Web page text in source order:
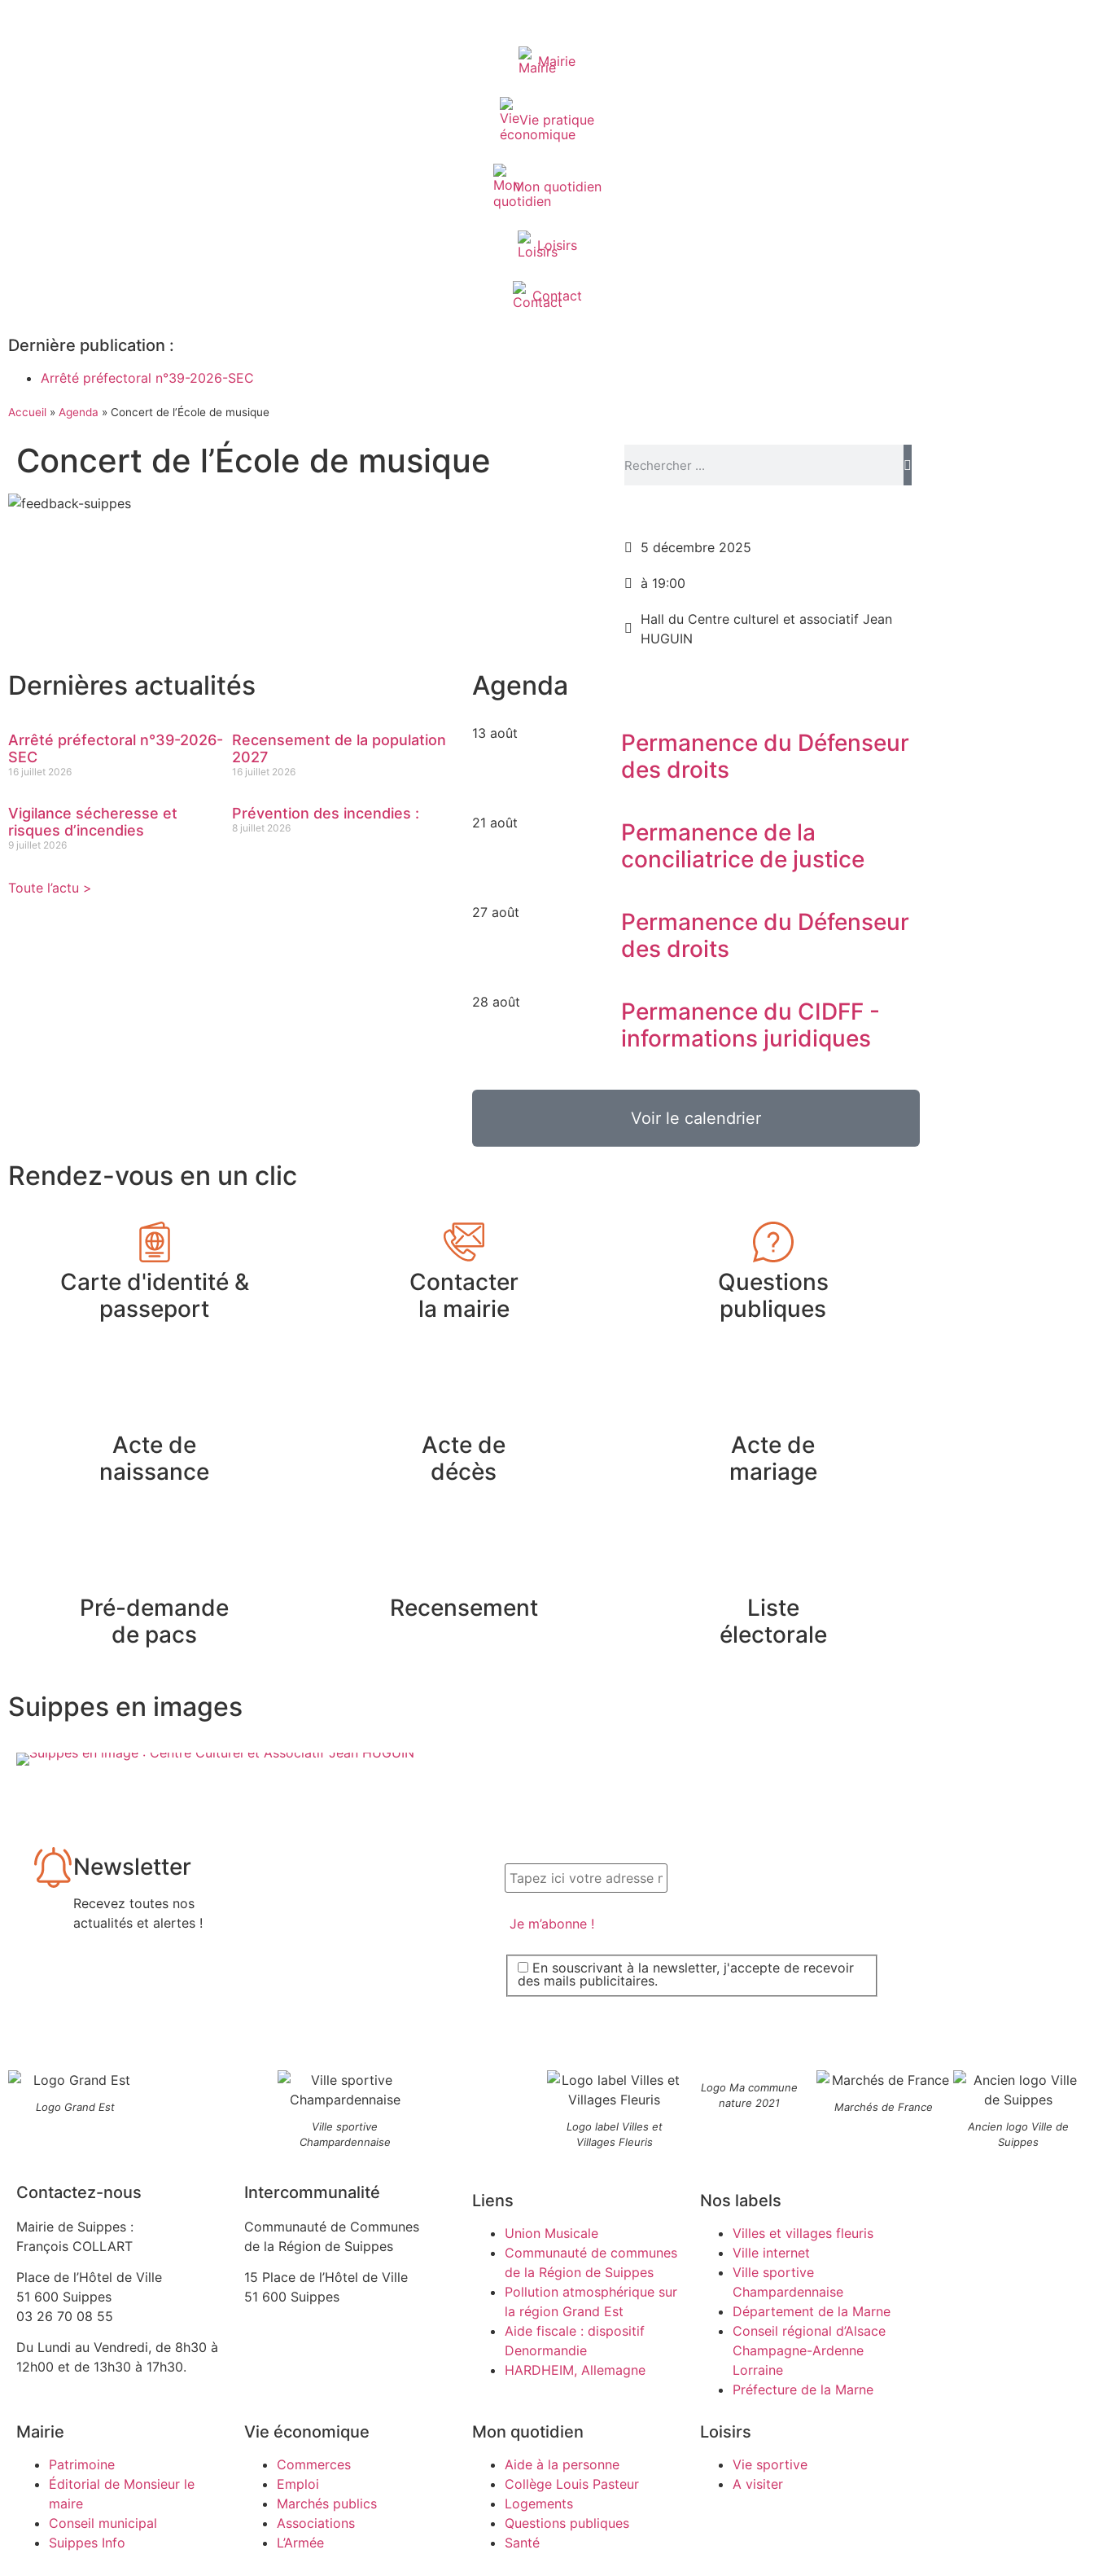
Mairie
Vie pratique
Mon quotidien
Loisirs
Contact
Dernière publication :
Arrêté préfectoral n°39-2026-SEC
Accueil » Agenda » Concert de l’École de musique
Concert de l’École de musique
5 décembre 2025
à 19:00
Hall du Centre culturel et associatif Jean
HUGUIN
Dernières actualités
Arrêté préfectoral n°39-2026-
SEC
16 juillet 2026
Recensement de la population
2027
16 juillet 2026
Vigilance sécheresse et
risques d’incendies
9 juillet 2026
Prévention des incendies :
8 juillet 2026
Toute l’actu >
Agenda
13 août
Permanence du Défenseur
des droits
21 août
Permanence de la
conciliatrice de justice
27 août
Permanence du Défenseur
des droits
28 août
Permanence du CIDFF -
informations juridiques
Voir le calendrier
Rendez-vous en un clic
Carte d'identité &
passeport
Contacter
la mairie
Questions
publiques
Acte de
naissance
Acte de
décès
Acte de
mariage
Pré-demande
de pacs
Recensement
Liste
électorale
Suippes en images
Newsletter
Recevez toutes nos
actualités et alertes !
En souscrivant à la newsletter, j'accepte de recevoir
des mails publicitaires.
Logo Grand Est
Ville sportive
Champardennaise
Logo label Villes et
Villages Fleuris
Logo Ma commune
nature 2021
Marchés de France
Ancien logo Ville de
Suippes
Contactez-nous
Mairie de Suippes :
François COLLART
Place de l’Hôtel de Ville
51 600 Suippes
03 26 70 08 55
Du Lundi au Vendredi, de 8h30 à
12h00 et de 13h30 à 17h30.
Intercommunalité
Communauté de Communes
de la Région de Suippes
15 Place de l’Hôtel de Ville
51 600 Suippes
Liens
Union Musicale
Communauté de communes
de la Région de Suippes
Pollution atmosphérique sur
la région Grand Est
Aide fiscale : dispositif
Denormandie
HARDHEIM, Allemagne
Nos labels
Villes et villages fleuris
Ville internet
Ville sportive
Champardennaise
Département de la Marne
Conseil régional d’Alsace
Champagne-Ardenne
Lorraine
Préfecture de la Marne
Mairie
Patrimoine
Éditorial de Monsieur le
maire
Conseil municipal
Suippes Info
Vie économique
Commerces
Emploi
Marchés publics
Associations
L’Armée
Mon quotidien
Aide à la personne
Collège Louis Pasteur
Logements
Questions publiques
Santé
Loisirs
Vie sportive
A visiter